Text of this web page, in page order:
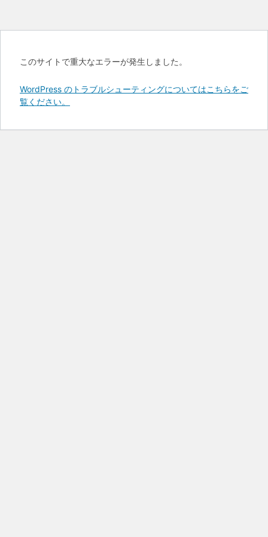
このサイトで重大なエラーが発生しました。
WordPress のトラブルシューティングについてはこちらをご
覧ください。